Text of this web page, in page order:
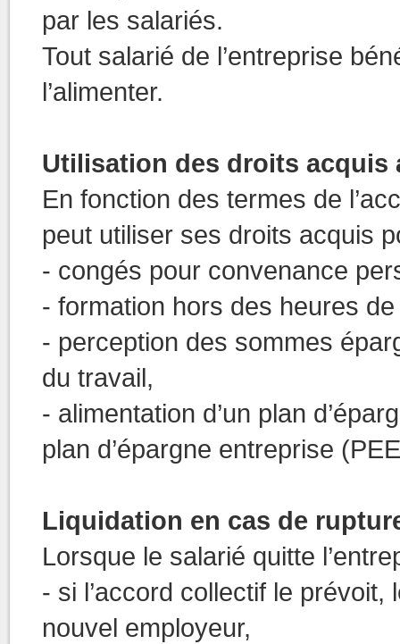
par les salariés.
Tout salarié de l’entreprise
l’alimenter.
Utilisation des droits acquis
En fonction des termes de
peut utiliser ses droits acquis
- congés pour convenance
- formation hors des heures
- perception des sommes
du travail,
- alimentation d’un plan
plan d’épargne entreprise
Liquidation en cas de
Lorsque le salarié quitte
- si l’accord collectif le
nouvel employeur,